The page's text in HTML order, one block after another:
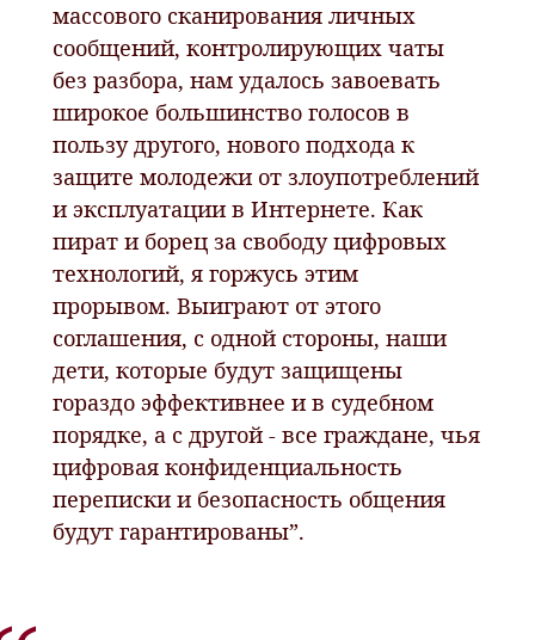
массового сканирования личных
сообщений, контролирующих чаты
без разбора, нам удалось завоевать
широкое большинство голосов в
пользу другого, нового подхода к
защите молодежи от злоупотреблений
и эксплуатации в Интернете. Как
пират и борец за свободу цифровых
технологий, я горжусь этим
прорывом. Выиграют от этого
соглашения, с одной стороны, наши
дети, которые будут защищены
гораздо эффективнее и в судебном
порядке, а с другой - все граждане, чья
цифровая конфиденциальность
переписки и безопасность общения
будут гарантированы”.